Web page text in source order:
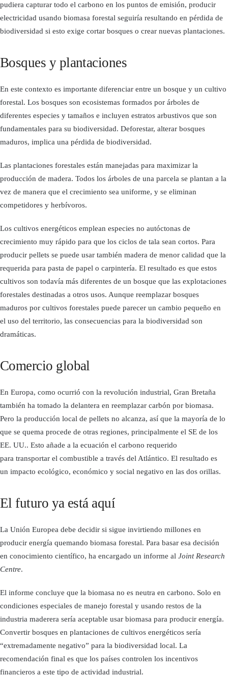
pudiera capturar todo el carbono en los puntos de emisión, producir
electricidad usando biomasa forestal seguiría resultando en pérdida de
biodiversidad si esto exige cortar bosques o crear nuevas plantaciones.
Bosques y plantaciones
En este contexto es importante diferenciar entre un bosque y un cultivo
forestal. Los bosques son ecosistemas formados por árboles de
diferentes especies y tamaños e incluyen estratos arbustivos que son
fundamentales para su biodiversidad. Deforestar, alterar bosques
maduros, implica una pérdida de biodiversidad.
Las plantaciones forestales están manejadas para maximizar la
producción de madera. Todos los árboles de una parcela se plantan a la
vez de manera que el crecimiento sea uniforme, y se eliminan
competidores y herbívoros.
Los cultivos energéticos emplean especies no autóctonas de
crecimiento muy rápido para que los ciclos de tala sean cortos. Para
producir pellets se puede usar también madera de menor calidad que la
requerida para pasta de papel o carpintería. El resultado es que estos
cultivos son todavía más diferentes de un bosque que las explotaciones
forestales destinadas a otros usos. Aunque reemplazar bosques
maduros por cultivos forestales puede parecer un cambio pequeño en
el uso del territorio, las consecuencias para la biodiversidad son
dramáticas.
Comercio global
En Europa, como ocurrió con la revolución industrial, Gran Bretaña
también ha tomado la delantera en reemplazar carbón por biomasa.
Pero la producción local de pellets no alcanza, así que la mayoría de lo
que se quema procede de otras regiones, principalmente el SE de los
EE. UU.. Esto añade a la ecuación el carbono requerido
para transportar el combustible a través del Atlántico. El resultado es
un impacto ecológico, económico y social negativo en las dos orillas.
El futuro ya está aquí
La Unión Europea debe decidir si sigue invirtiendo millones en
producir energía quemando biomasa forestal. Para basar esa decisión
en conocimiento científico, ha encargado un informe al Joint Research
Centre.
El informe concluye que la biomasa no es neutra en carbono. Solo en
condiciones especiales de manejo forestal y usando restos de la
industria maderera sería aceptable usar biomasa para producir energía.
Convertir bosques en plantaciones de cultivos energéticos sería
“extremadamente negativo” para la biodiversidad local. La
recomendación final es que los países controlen los incentivos
financieros a este tipo de actividad industrial.